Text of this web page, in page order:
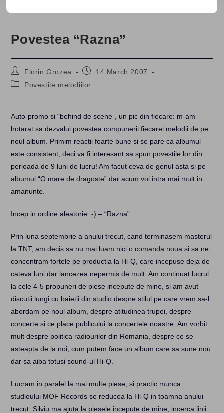
Povestea “Razna”
Post
author:
Florin Grozea
Post14 March 2007
PostPovestile melodiilor
Auto-promo si “behind de scene”, un pic din fiecare: m-am
hotarat sa dezvalui povestea compunerii fiecarei melodii de pe
noul album. Primim reactii foarte bune si se pare ca albumul
este consistent, deci va fi interesant sa spun povestile lor din
perioada de 9 luni de lucru! Am facut ceva de genul asta si pe
albumul “O mare de dragoste” dar acum voi intra mai mult in
amanunte.
Incep in ordine aleatorie :-) – “Razna”
Prin luna septembrie a anului trecut, cand terminasem masterul
la TNT, am decis sa nu mai luam nici o comanda noua si sa ne
concentram fortele pe productia la Hi-Q, care incepuse deja de
cateva luni dar lancezea nepermis de mult. Am continuat lucrul
la cele 4-5 propuneri de piese incepute de mine, si am avut
discutii lungi cu baietii din studio despre stilul pe care vrem sa-l
abordam pe noul album, despre atitudinea trupei, despre
concerte si ce place publicului la concertele noastre. Am vorbit
mult despre politica radiourilor din Romania, despre ce se
asteapta de la noi, cum putem face un album care sa sune nou
dar sa aiba totusi sound-ul Hi-Q.
Lucram in paralel la mai multe piese, si practic munca
studioului MOF Records se reducea la Hi-Q in toamna anului
trecut. Silviu ma ajuta la piesele incepute de mine, incerca linii